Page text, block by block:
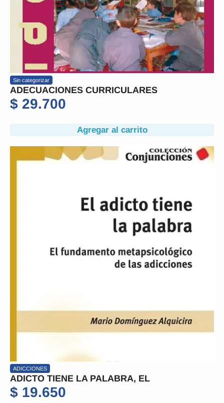
Sin categorizar
ADECUACIONES CURRICULARES
$ 29.700
Agregar al carrito
ADICCIONES
ADICTO TIENE LA PALABRA, EL
$ 19.650